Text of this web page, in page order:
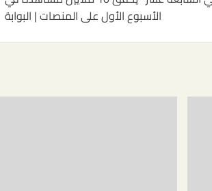
الأسبوع الأول على المنصات | البوابة